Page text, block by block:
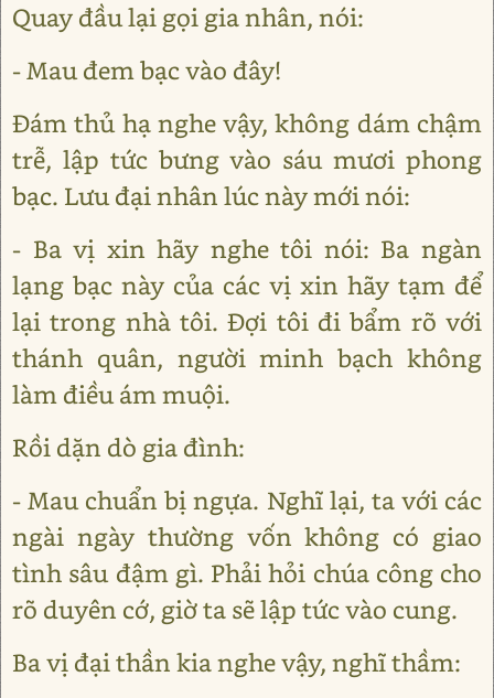
Quay đầu lại gọi gia nhân, nói:
- Mau đem bạc vào đây!
Đám thủ hạ nghe vậy, không dám chậm
trễ, lập tức bưng vào sáu mươi phong
bạc. Lưu đại nhân lúc này mới nói:
- Ba vị xin hãy nghe tôi nói: Ba ngàn
lạng bạc này của các vị xin hãy tạm để
lại trong nhà tôi. Đợi tôi đi bẩm rõ với
thánh quân, người minh bạch không
làm điều ám muội.
Rồi dặn dò gia đình:
- Mau chuẩn bị ngựa. Nghĩ lại, ta với các
ngài ngày thường vốn không có giao
tình sâu đậm gì. Phải hỏi chúa công cho
rõ duyên cớ, giờ ta sẽ lập tức vào cung.
Ba vị đại thần kia nghe vậy, nghĩ thầm: